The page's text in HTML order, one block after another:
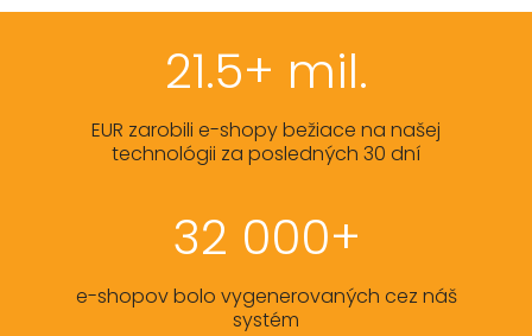
21.5+ mil.
EUR zarobili e-shopy bežiace na našej
technológii za posledných 30 dní
32 000+
e-shopov bolo vygenerovaných cez náš
systém